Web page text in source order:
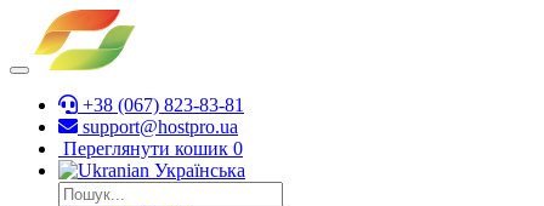
+38 (067) 823-83-81
support@hostpro.ua
Переглянути кошик 0
Українська